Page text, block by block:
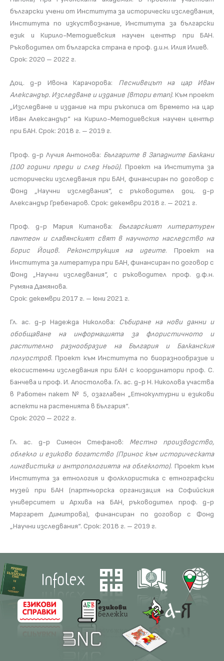
български учени от Института за исторически изследвания,
Института по изкуствознание, Института за български
език и Кирило-Методиевския научен център при БАН.
Ръководител от българска страна е проф. д.и.н. Илия Илиев.
Срок: 2020 – 2022 г.
Доц. д-р Ивона Карачорова: Песнивецът на цар Иван
Александър. Изследване и издание (втори етап). Към проект
„Изследване и издание на три ръкописа от времето на цар
Иван Александър“ на Кирило-Методиевския научен център
при БАН. Срок: 2018 г. – 2019 г.
Проф. д-р Лучия Антонова: Българите в Западните Балкани
(100 години преди и след Ньой). Проект на Института за
исторически изследвания при БАН, финансиран по договор с
Фонд „Научни изследвания“, с ръководител доц. д-р
Александър Гребенаров. Срок: декември 2018 г. – 2021 г.
Проф. д-р Мария Китанова: Българският литературен
пантеон и славянският свят в научното наследство на
Борис Йоцов. Реконструкция на идеите. Проект на
Института за литература при БАН, финансиран по договор с
Фонд „Научни изследвания“, с ръководител проф. д.ф.н.
Румяна Дамянова.
Срок: декември 2017 г. – юни 2021 г.
Гл. ас. д-р Надежда Николова: Събиране на нови данни и
обобщаване на информацията за флористичното и
растително разнообразие на България и Балканския
полуостров. Проект към Института по биоразнообразие и
екосистемни изследвания при БАН с координатори проф. С.
Банчева и проф. И. Апостолова. Гл. ас. д-р Н. Николова участва
в Работен пакет № 5, озаглавен „Етнокултурни и езикови
аспекти на растенията в България“.
Срок: 2020 – 2022 г.
Гл. ас. д-р Симеон Стефанов: Местно производство,
облекло и езиково богатство (Принос към историческата
лингвистика и антропологията на облеклото). Проект към
Института за етнология и фолклористика с етнографски
музей при БАН (партньорска организация на Софийския
университет и Архива на БАН, ръководител проф. д-р
Маргарет Димитрова), финансиран по договор с Фонд
„Научни изследвания“. Срок: 2018 г. – 2019 г.